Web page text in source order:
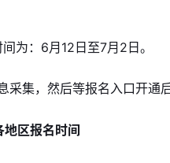
为：6月12日至7月2日。
采集，然后等报名入口开通
区报名时间